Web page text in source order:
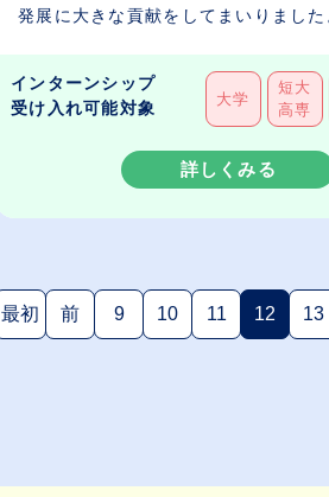
発展に大きな貢献をしてまいりました
インターンシップ
受け入れ可能対象
大学
短大
高専
詳しくみる
最初 前 9 10 11 12(現在の
13